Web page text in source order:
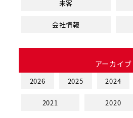
来客
会社情報
アーカイブ
2026 2025 2024
2021 2020